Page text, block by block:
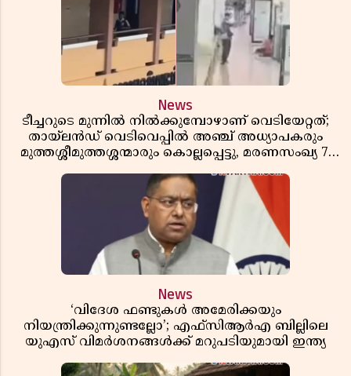
News
ടീച്ചറുടെ മുന്നിൽ നിൽക്കുമ്പോഴാണ് വെടിയേറ്റത്;
തായ്‌ലൻഡ് വെടിവെപ്പിൽ അഞ്ച് അധ്യാപകരും
മുത്തശ്ശീമുത്തശ്ശന്മാരും കൊല്ലപ്പെട്ടു, മരണസംഖ്യ 7;
News
‘വിദേശ ഫണ്ടുകൾ അമേരിക്കയും
നിയന്ത്രിക്കുന്നുണ്ടല്ലോ’; എഫ്സിആർഎ ബില്ലിലെ
യുഎസ് വിമർശനങ്ങൾക്ക് മറുപടിയുമായി ഇന്ത്യ